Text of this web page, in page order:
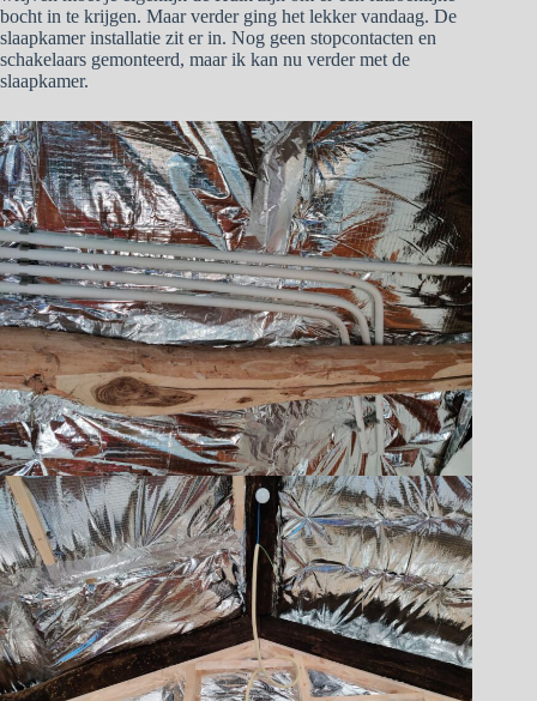
bocht in te krijgen. Maar verder ging het lekker vandaag. De
slaapkamer installatie zit er in. Nog geen stopcontacten en
schakelaars gemonteerd, maar ik kan nu verder met de
slaapkamer.